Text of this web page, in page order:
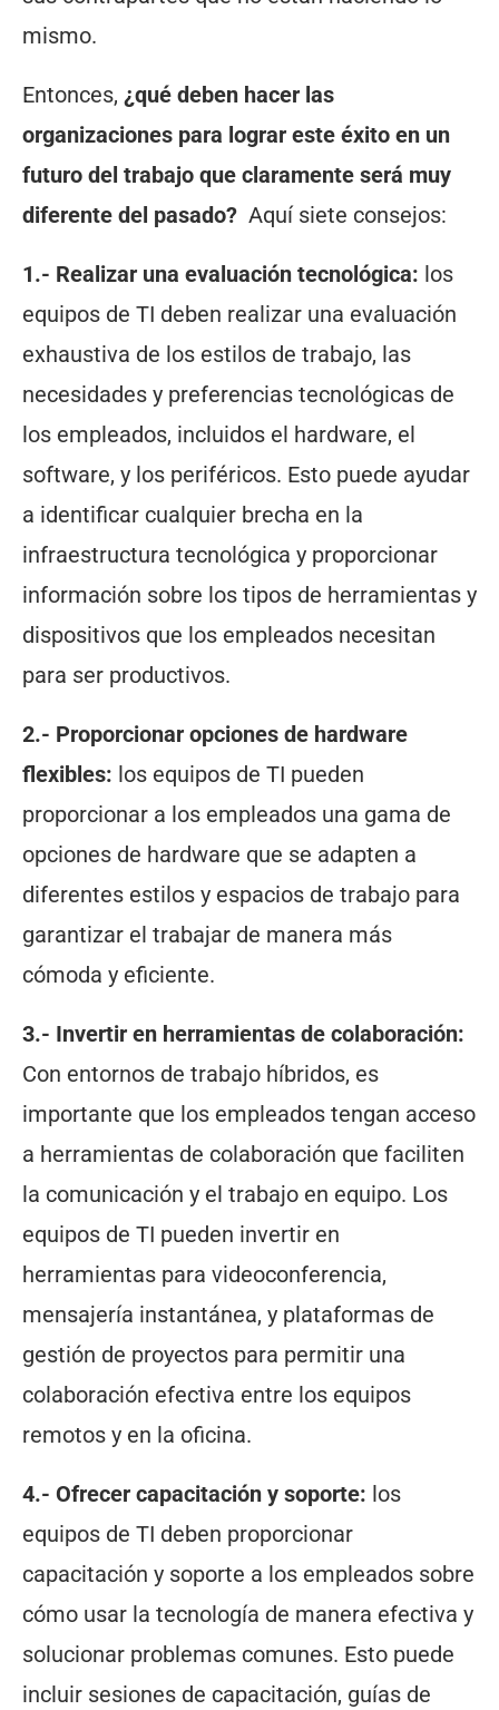
mismo.
Entonces, ¿qué deben hacer las
organizaciones para lograr este éxito en un
futuro del trabajo que claramente será muy
diferente del pasado? Aquí siete consejos:
1.- Realizar una evaluación tecnológica: los
equipos de TI deben realizar una evaluación
exhaustiva de los estilos de trabajo, las
necesidades y preferencias tecnológicas de
los empleados, incluidos el hardware, el
software, y los periféricos. Esto puede ayudar
a identificar cualquier brecha en la
infraestructura tecnológica y proporcionar
información sobre los tipos de herramientas y
dispositivos que los empleados necesitan
para ser productivos.
2.- Proporcionar opciones de hardware
flexibles: los equipos de TI pueden
proporcionar a los empleados una gama de
opciones de hardware que se adapten a
diferentes estilos y espacios de trabajo para
garantizar el trabajar de manera más
cómoda y eficiente.
3.- Invertir en herramientas de colaboración:
Con entornos de trabajo híbridos, es
importante que los empleados tengan acceso
a herramientas de colaboración que faciliten
la comunicación y el trabajo en equipo. Los
equipos de TI pueden invertir en
herramientas para videoconferencia,
mensajería instantánea, y plataformas de
gestión de proyectos para permitir una
colaboración efectiva entre los equipos
remotos y en la oficina.
4.- Ofrecer capacitación y soporte: los
equipos de TI deben proporcionar
capacitación y soporte a los empleados sobre
cómo usar la tecnología de manera efectiva y
solucionar problemas comunes. Esto puede
incluir sesiones de capacitación, guías de